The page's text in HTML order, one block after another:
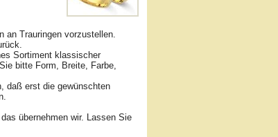
an Trauringen vorzustellen.
Sortiment klassischer
bitte Form, Breite, Farbe,
daß erst die gewünschten
übernehmen wir. Lassen Sie